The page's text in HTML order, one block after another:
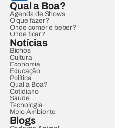
Qual a Boa?
Agenda de Shows
O que fazer?
Onde comer e beber?
Onde ficar?
Notícias
Bichos
Cultura
Economia
Educação
Política
Qual a Boa?
Cotidiano
Saúde
Tecnologia
Meio Ambiente
Blogs